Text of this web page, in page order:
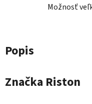
Možnosť
Popis
Značka Riston